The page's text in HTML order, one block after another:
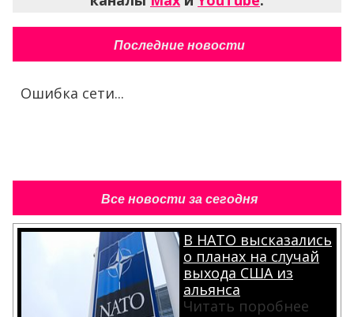
Последние новости
Ошибка сети...
Все новости за сегодня
В НАТО высказались
о планах на случай
выхода США из
альянса
Читать поробнее